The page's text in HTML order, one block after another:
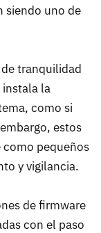
siendo uno de
tranquilidad
la
como si
estos
pequeños
y vigilancia.
de firmware
con el paso